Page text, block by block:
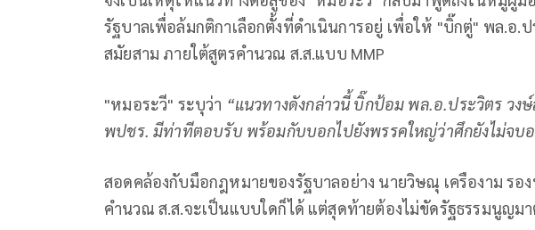
รัฐบาลเพื่อล้มกติกาเลือกตั้งที่ดำเนินการอยู่ เพื่อให้ "บิ๊กตู่" พล.อ.
สมัยสาม ภายใต้สูตรคำนวณ ส.ส.แบบ MMP
"หมอระวี" ระบุว่า “แนวทางดังกล่าวนี้ บิ๊กป้อม พล.อ.ประวิตร วง
พปชร. มีท่าทีตอบรับ พร้อมกับบอกไปยังพรรคใหญ่ว่าศึกยังไม่จบ
สอดคล้องกับมือกฎหมายของรัฐบาลอย่าง นายวิษณุ เครืองาม รอ
คำนวณ ส.ส.จะเป็นแบบใดก็ได้ แต่สุดท้ายต้องไม่ขัดรัฐธรรมนูญมา